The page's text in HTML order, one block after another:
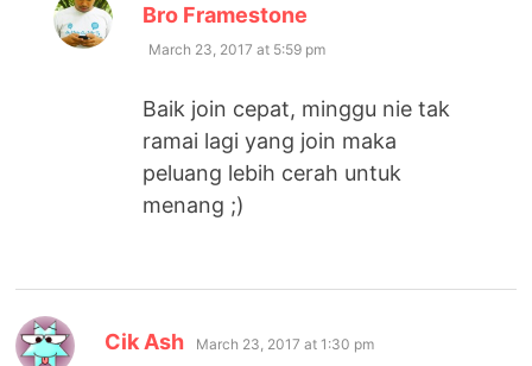
Bro Framestone
March 23, 2017 at 5:59 pm
Baik join cepat, minggu nie tak
ramai lagi yang join maka
peluang lebih cerah untuk
menang ;)
Cik Ash says:
March 23, 2017 at 1:30 pm